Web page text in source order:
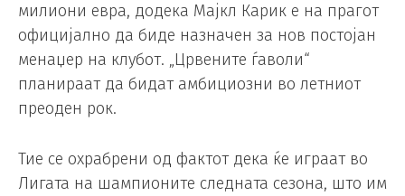
милиони евра, додека Мајкл Карик е на прагот
официјално да биде назначен за нов постојан
менаџер на клубот. „Црвените ѓаволи“
планираат да бидат амбициозни во летниот
преоден рок.
Тие се охрабрени од фактот дека ќе играат во
Лигата на шампионите следната сезона, што им